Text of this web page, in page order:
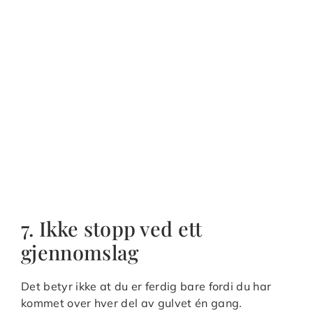
7. Ikke stopp ved ett
gjennomslag
Det betyr ikke at du er ferdig bare fordi du har
kommet over hver del av gulvet én gang.